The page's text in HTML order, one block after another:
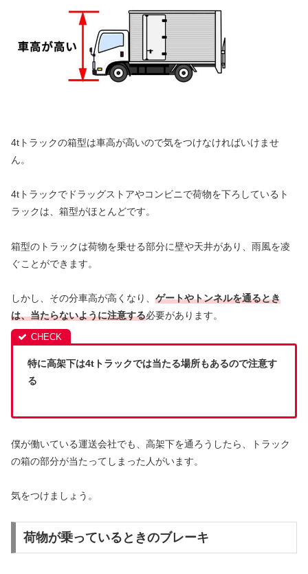
4tトラックの箱型は車高が高いので気をつけなければいけませ
ん。
4tトラックでドラッグストアやコンビニで荷物を下ろしているト
ラックは、箱型がほとんどです。
箱型のトラックは荷物を乗せる部分に壁や天井があり、雨風を凌
ぐことができます。
しかし、その分車高が高くなり、 ゲートやトンネルを通るとき
は、当たらないように注意する必要があります。
特に高架下は4tトラックでは当たる場所もあるので注意す
る
僕が働いている運送会社でも、高架下を通ろうしたら、トラック
の箱の部分が当たってしまった人がいます。
気をつけましょう。
荷物が乗っているときのブレーキ